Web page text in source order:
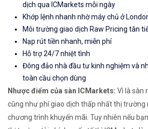
dịch qua ICMarkets mỗi ngày
Khớp lệnh nhanh nhờ máy chủ ở
Môi trường giao dịch Raw Pricing tân
Nạp rút tiền nhanh, miễn phí
Hỗ trợ 24/7 nhiệt tình
Đông đảo nhà đầu tư kinh nghiệm và
toàn cầu chọn dùng
Nhược điểm của sàn ICMarkets: Vì là sàn
cũng như phí giao dịch thấp nhất thị trường
chương trình khuyến mãi. Tuy nhiên nếu